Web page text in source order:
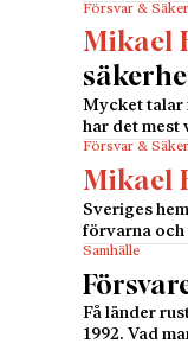
Försvar &
Mikael
Mycket talar
har det mest
Försvar &
Mikael
Sveriges
förvarna och
Samhälle
Få länder
1992. Vad